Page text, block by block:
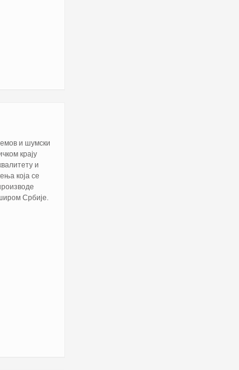
и шумски
крају
и
која се
Србије.